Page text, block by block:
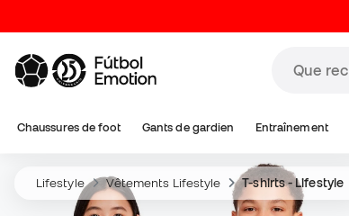
Chaussures de foot Gants de gardien Entraînement
Lifestyle Vêtements Lifestyle T-shirts - Lifestyle